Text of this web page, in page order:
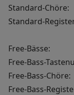
Standard-Chöre:
Standard-
Free-Bässe:
Free-Bass-
Free-Bass-Chöre:
Free-Bass-